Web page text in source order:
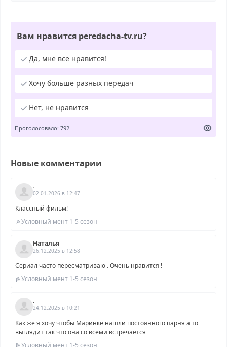
Вам нравится peredacha-tv.ru?
Да, мне все нравится!
Хочу больше разных передач
Нет, не нравится
Проголосовало: 792
Новые комментарии
.
02.01.2026 в 12:47
Классный фильм!
Условный мент 1-5 сезон
Наталья
26.12.2025 в 12:58
Сериал часто пересматриваю . Очень нравится !
Условный мент 1-5 сезон
.
24.12.2025 в 10:21
Как же я хочу чтобы Маринке нашли постоянного парня а то
выглядит так что она со всеми встречается
Условный мент 1-5 сезон